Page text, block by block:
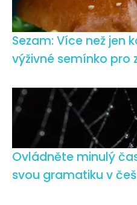
Sezam: Více než jen
výživné semínko pro
Ovládněte minulý
svou gramatiku v